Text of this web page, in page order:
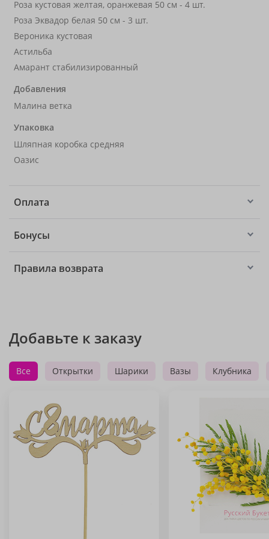
Роза кустовая желтая, оранжевая 50 см - 4 шт.
Роза Эквадор белая 50 см - 3 шт.
Вероника кустовая
Астильба
Амарант стабилизированный
Добавления
Малина ветка
Упаковка
Шляпная коробка средняя
Оазис
Оплата
Бонусы
Правила возврата
Добавьте к заказу
Все Открытки Шарики Вазы Клубника